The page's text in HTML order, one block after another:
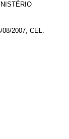
08/2007, CEL.